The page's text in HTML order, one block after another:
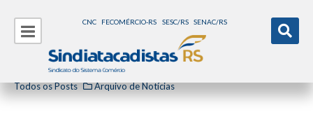
CNC FECOMÉRCIO-RS SESC/RS SENAC/RS
Todos os Posts Arquivo de Notícias